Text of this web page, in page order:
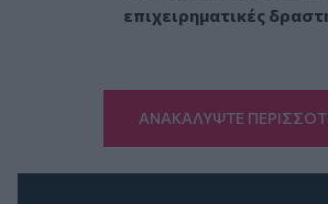
επιχειρηματικές
ΑΝΑΚΑΛΥΨΤΕ